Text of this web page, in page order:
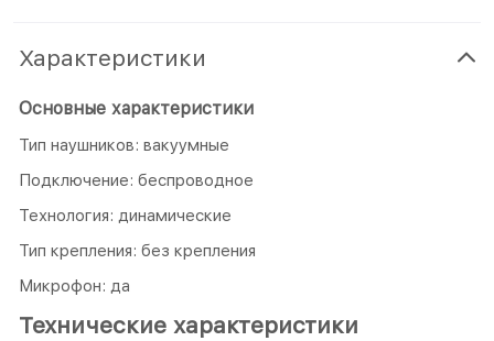
Характеристики
Основные характеристики
Тип наушников: вакуумные
Подключение: беспроводное
Технология: динамические
Тип крепления: без крепления
Микрофон: да
Технические характеристики